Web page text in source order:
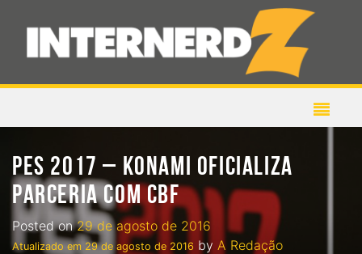
PES 2017 – KONAMI OFICIALIZA
PARCERIA COM CBF
Posted on29 de agosto de 2016
Atualizado em 29 de agosto de 2016 by A Redação